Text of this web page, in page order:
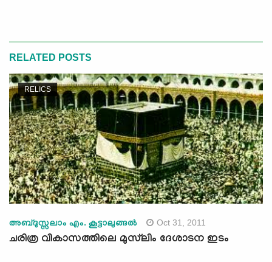
RELATED POSTS
RELICS
അബ്ദുസ്സലാം എം. കൂട്ടാലുങ്ങല്‍ Oct 31, 2011
ചരിത്ര വികാസത്തിലെ മുസ്‌ലിം ദേശാടന ഇടം